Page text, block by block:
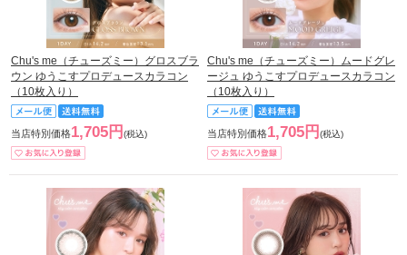
Chu's me（チューズミー）グロスブラ
ウン ゆうこすプロデュースカラコン
（10枚入り）
当店特別価格1,705円 (税込)
Chu's me（チューズミー）ムードグレ
ージュ ゆうこすプロデュースカラコン
（10枚入り）
当店特別価格1,705円 (税込)